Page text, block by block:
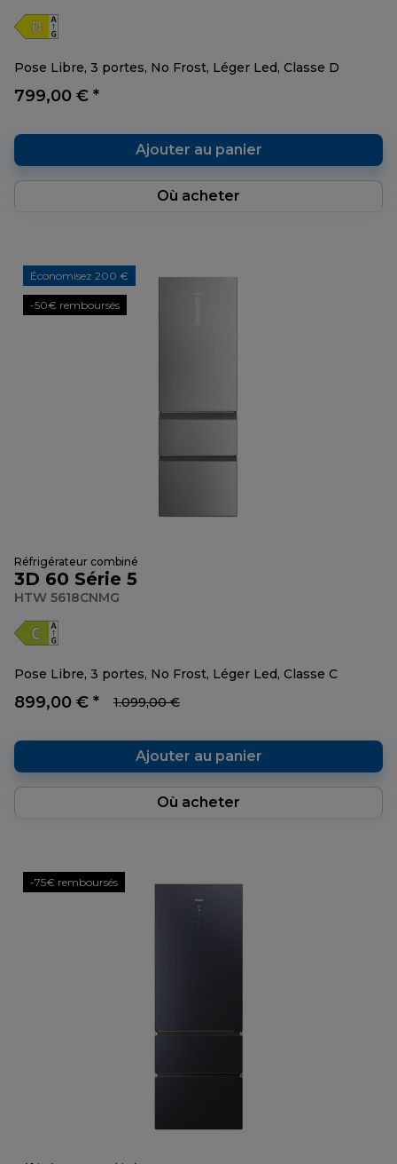
Pose Libre, 3 portes, No Frost, Léger Led, Classe D
799,00 € *
Ajouter au panier
Où acheter
Économisez 200 €
-50€ remboursés
Réfrigérateur combiné
3D 60 Série 5
HTW 5618CNMG
Pose Libre, 3 portes, No Frost, Léger Led, Classe C
899,00 € * 1.099,00 €
Ajouter au panier
Où acheter
-75€ remboursés